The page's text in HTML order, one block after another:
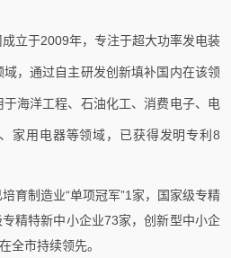
立于2009年，专注于超大功率发电装
，通过自主研发创新填补国内在该领
海洋工程、石油化工、消费电子、电
家用电器等领域，已获得发明专利8
育制造业“单项冠军”1家，国家级专精
精特新中小企业73家，创新型中小企
全市持续领先。